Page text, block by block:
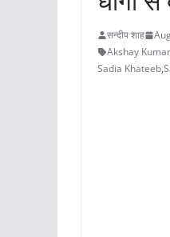
सन्दीप शाह
Akshay Kumar
Sadia Khateeb,